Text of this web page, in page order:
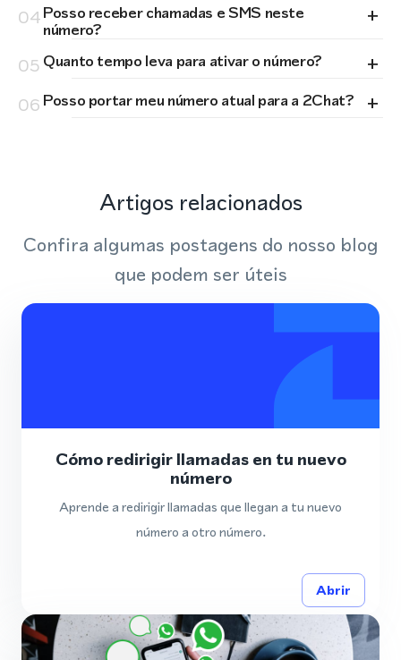
04Posso receber chamadas e SMS neste
número? +
05 Quanto tempo leva para ativar o número? +
06 Posso portar meu número atual para a 2Chat? +
Artigos relacionados
Confira algumas postagens do nosso blog
que podem ser úteis
Cómo redirigir llamadas en tu nuevo
número
Aprende a redirigir llamadas que llegan a tu nuevo
número a otro número.
Abrir